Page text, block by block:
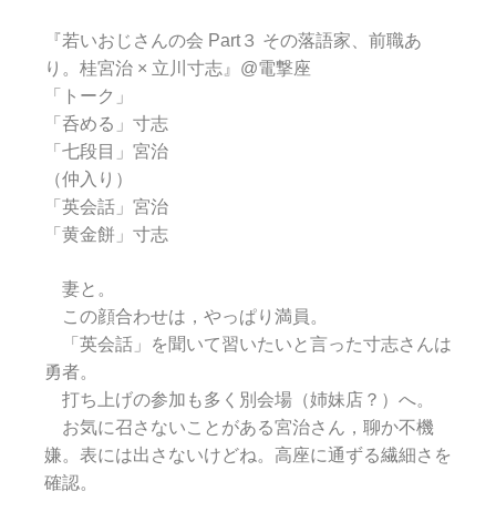
『若いおじさんの会 Part３ その落語家、前職あ
り。桂宮治 × 立川寸志』@電撃座
「トーク」
「呑める」寸志
「七段目」宮治
（仲入り）
「英会話」宮治
「黄金餅」寸志
妻と。
この顔合わせは，やっぱり満員。
「英会話」を聞いて習いたいと言った寸志さんは
勇者。
打ち上げの参加も多く別会場（姉妹店？）へ。
お気に召さないことがある宮治さん，聊か不機
嫌。表には出さないけどね。高座に通ずる繊細さを
確認。